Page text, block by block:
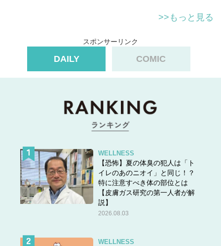
>>もっと見る
スポンサーリンク
DAILY COMIC
WELLNESS
【恐怖】夏の体臭の犯人は「ト
イレのあのニオイ」と同じ！？
特に注意すべき体の部位とは
【皮膚ガス研究の第一人者が解
説】
2026.08.03
WELLNESS